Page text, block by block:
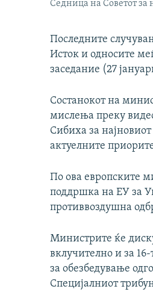
Седница на Советот за
Последните
Исток и односите
заседание (27
Состанокот на
мислења преку
Сибиха за
актуелните
По ова европските
поддршка на ЕУ за
противвоздушна
Министрите ќе
вклучително и за
за обезбедување
Специјалниот